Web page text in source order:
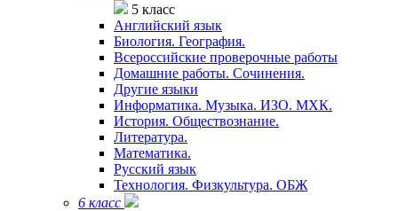
5 класс
Английский язык
Биология. География.
Всероссийские проверочные работы
Домашние работы. Сочинения.
Другие языки
Информатика. Музыка. ИЗО. МХК.
История. Обществознание.
Литература.
Математика.
Русский язык
Технология. Физкультура. ОБЖ
6 класс